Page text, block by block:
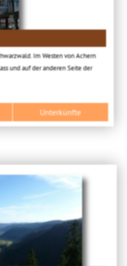
Im Westen von Achern
und auf der anderen Seite der
Unterkünfte